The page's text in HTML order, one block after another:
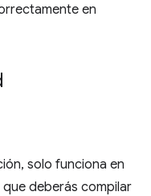
en
solo funciona en
que deberás compilar